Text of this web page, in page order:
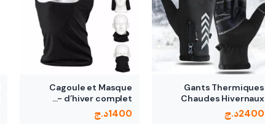
Gants Thermiques
Chaudes Hivernaux
Cataphote Unisexe…
2400د.ج
Cagoule et Masque
d’hiver complet -…
1400د.ج